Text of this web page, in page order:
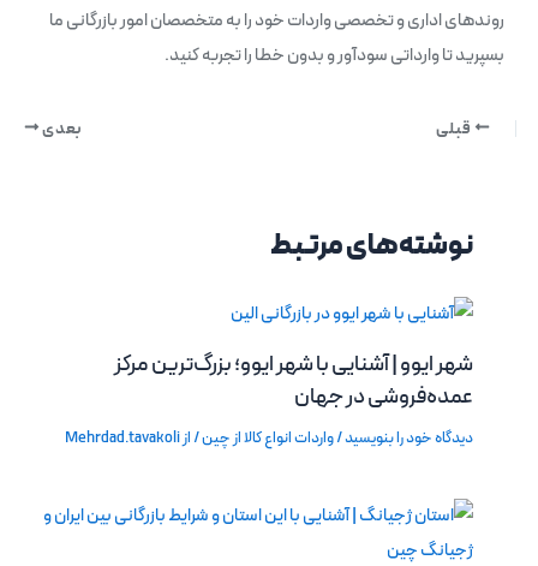
روندهای اداری و تخصصی واردات خود را به متخصصان امور بازرگانی ما
بسپرید تا وارداتی سودآور و بدون خطا را تجربه کنید.
قبلی بعدی
نوشته‌های مرتبط
شهر ایوو | آشنایی با شهر ایوو؛ بزرگ‌ترین مرکز
عمده‌فروشی در جهان
دیدگاه‌ خود را بنویسید/واردات انواع کالا از چین/ ازMehrdad.tavakoli